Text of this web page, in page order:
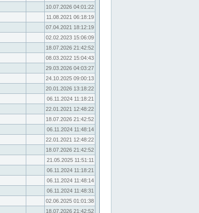
10.07.2026 04:01:22
11.08.2021 06:18:19
07.04.2021 18:12:19
02.02.2023 15:06:09
18.07.2026 21:42:52
08.03.2022 15:04:43
29.03.2026 04:03:27
24.10.2025 09:00:13
20.01.2026 13:18:22
06.11.2024 11:18:21
22.01.2021 12:48:22
18.07.2026 21:42:52
06.11.2024 11:48:14
22.01.2021 12:48:22
18.07.2026 21:42:52
21.05.2025 11:51:11
06.11.2024 11:18:21
06.11.2024 11:48:14
06.11.2024 11:48:31
02.06.2025 01:01:38
18.07.2026 21:42:52